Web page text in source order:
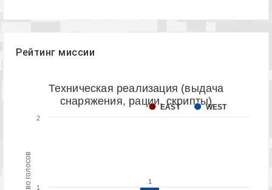
Рейтинг миссии
Техническая реализация (выдача
снаряжения, рации, скрипты)
1
1
EAST WEST
1
2